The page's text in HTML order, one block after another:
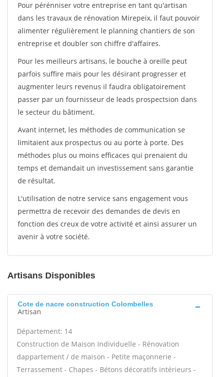
Pour pérénniser votre entreprise en tant qu'artisan
dans les travaux de rénovation Mirepeix, il faut pouvoir
alimenter régulièrement le planning chantiers de son
entreprise et doubler son chiffre d'affaires.
Pour les meilleurs artisans, le bouche à oreille peut
parfois suffire mais pour les désirant progresser et
augmenter leurs revenus il faudra obligatoirement
passer par un fournisseur de leads prospectsion dans
le secteur du bâtiment.
Avant internet, les méthodes de communication se
limitaient aux prospectus ou au porte à porte. Des
méthodes plus ou moins efficaces qui prenaient du
temps et demandait un investissement sans garantie
de résultat.
L'utilisation de notre service sans engagement vous
permettra de recevoir des demandes de devis en
fonction des creux de votre activité et ainsi assurer un
avenir à votre société.
Artisans Disponibles
Cote de nacre construction Colombelles
Artisan
Département: 14
Construction de Maison Individuelle - Rénovation
dappartement / de maison - Petite maçonnerie -
Terrassement - Chapes - Bétons décoratifs intérieurs -